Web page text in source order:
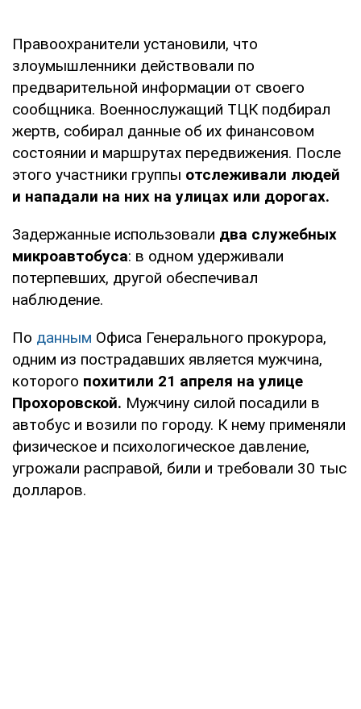
Правоохранители установили, что
злоумышленники действовали по
предварительной информации от своего
сообщника. Военнослужащий ТЦК подбирал
жертв, собирал данные об их финансовом
состоянии и маршрутах передвижения. После
этого участники группы отслеживали людей
и нападали на них на улицах или дорогах.
Задержанные использовали два служебных
микроавтобуса: в одном удерживали
потерпевших, другой обеспечивал
наблюдение.
По данным Офиса Генерального прокурора,
одним из пострадавших является мужчина,
которого похитили 21 апреля на улице
Прохоровской. Мужчину силой посадили в
автобус и возили по городу. К нему применяли
физическое и психологическое давление,
угрожали расправой, били и требовали 30 тыс
долларов.